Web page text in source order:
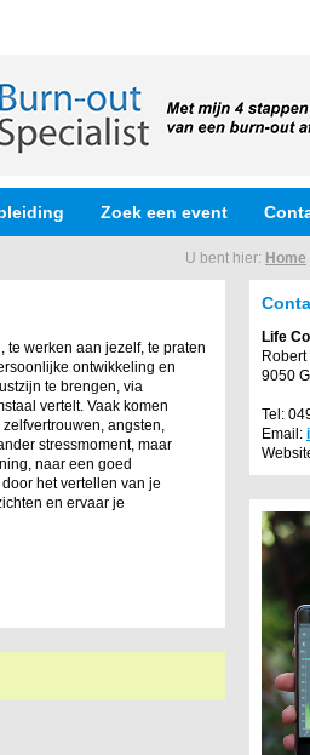
Zoek een event
U bent hier: Home
werken aan jezelf, te praten
ontwikkeling en
te brengen, via
vertelt. Vaak komen
angsten,
stressmoment, maar
naar een goed
het vertellen van je
en ervaar je
Life
9050
Tel:
Email: